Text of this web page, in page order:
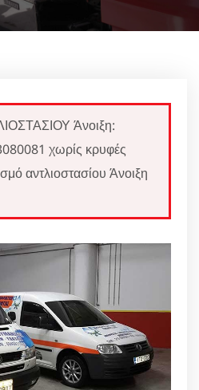
Άνοιξη:
χωρίς κρυφές
αντλιοστασίου Άνοιξη